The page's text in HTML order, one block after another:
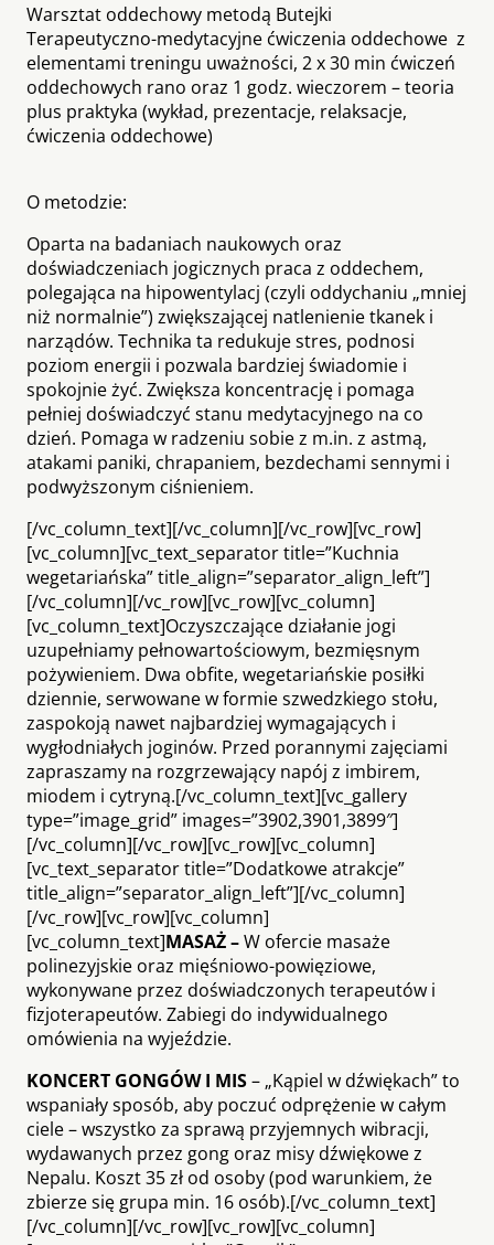
Warsztat oddechowy metodą Butejki
Terapeutyczno-medytacyjne ćwiczenia oddechowe z
elementami treningu uważności, 2 x 30 min ćwiczeń
oddechowych rano oraz 1 godz. wieczorem – teoria
plus praktyka (wykład, prezentacje, relaksacje,
ćwiczenia oddechowe)
O metodzie:
Oparta na badaniach naukowych oraz
doświadczeniach jogicznych praca z oddechem,
polegająca na hipowentylacj (czyli oddychaniu „mniej
niż normalnie”) zwiększającej natlenienie tkanek i
narządów. Technika ta redukuje stres, podnosi
poziom energii i pozwala bardziej świadomie i
spokojnie żyć. Zwiększa koncentrację i pomaga
pełniej doświadczyć stanu medytacyjnego na co
dzień. Pomaga w radzeniu sobie z m.in. z astmą,
atakami paniki, chrapaniem, bezdechami sennymi i
podwyższonym ciśnieniem.
[/vc_column_text][/vc_column][/vc_row][vc_row]
[vc_column][vc_text_separator title=”Kuchnia
wegetariańska” title_align=”separator_align_left”]
[/vc_column][/vc_row][vc_row][vc_column]
[vc_column_text]Oczyszczające działanie jogi
uzupełniamy pełnowartościowym, bezmięsnym
pożywieniem. Dwa obfite, wegetariańskie posiłki
dziennie, serwowane w formie szwedzkiego stołu,
zaspokoją nawet najbardziej wymagających i
wygłodniałych joginów. Przed porannymi zajęciami
zapraszamy na rozgrzewający napój z imbirem,
miodem i cytryną.[/vc_column_text][vc_gallery
type=”image_grid” images=”3902,3901,3899″]
[/vc_column][/vc_row][vc_row][vc_column]
[vc_text_separator title=”Dodatkowe atrakcje”
title_align=”separator_align_left”][/vc_column]
[/vc_row][vc_row][vc_column]
[vc_column_text]MASAŻ –W ofercie masaże
polinezyjskie oraz mięśniowo-powięziowe,
wykonywane przez doświadczonych terapeutów i
fizjoterapeutów. Zabiegi do indywidualnego
omówienia na wyjeździe.
KONCERT GONGÓW I MIS– „Kąpiel w dźwiękach” to
wspaniały sposób, aby poczuć odprężenie w całym
ciele – wszystko za sprawą przyjemnych wibracji,
wydawanych przez gong oraz misy dźwiękowe z
Nepalu. Koszt 35 zł od osoby (pod warunkiem, że
zbierze się grupa min. 16 osób).[/vc_column_text]
[/vc_column][/vc_row][vc_row][vc_column]